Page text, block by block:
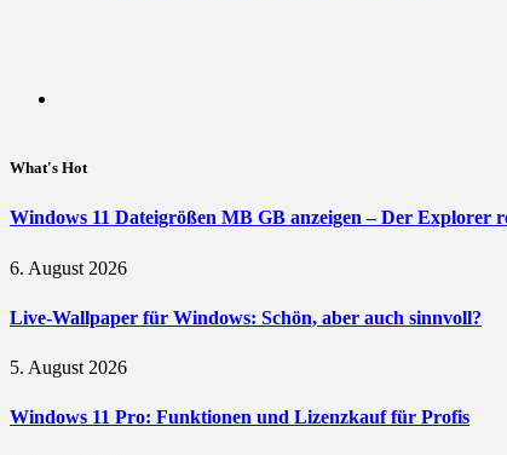
What's Hot
Windows 11 Dateigrößen MB GB anzeigen – Der Explorer
6. August 2026
Live-Wallpaper für Windows: Schön, aber auch sinnvoll?
5. August 2026
Windows 11 Pro: Funktionen und Lizenzkauf für Profis